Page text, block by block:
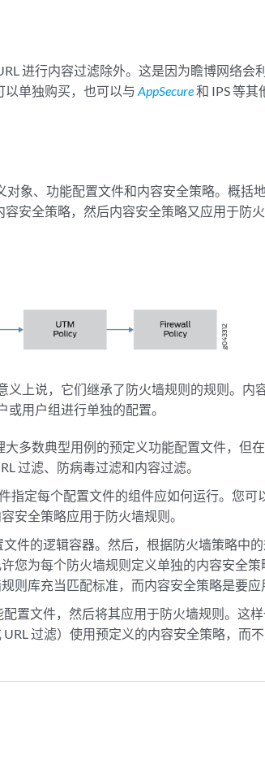
进行内容过滤除外。这是因为瞻博网络会
单独购买，也可以与 AppSecure和 IPS 等其
对象、功能配置文件和内容安全策略。概括
安全策略，然后内容安全策略又应用于防火
上说，它们继承了防火墙规则的规则。内
用户组进行单独的配置。
多数典型用例的预定义功能配置文件，但
过滤、防病毒过滤和内容过滤。
指定每个配置文件的组件应如何运行。您可
安全策略应用于防火墙规则。
件的逻辑容器。然后，根据防火墙策略中
您为每个防火墙规则定义单独的内容安全策
则库充当匹配标准，而内容安全策略是要应
置文件，然后将其应用于防火墙规则。这
过滤）使用预定义的内容安全策略，而